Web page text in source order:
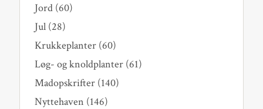
Jord(60)
Jul(28)
Krukkeplanter(60)
Løg- og knoldplanter(61)
Madopskrifter(140)
Nyttehaven (146)